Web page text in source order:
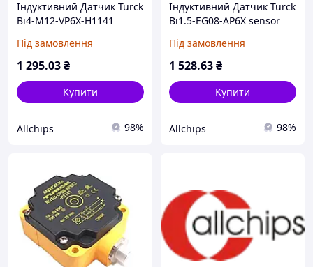
Індуктивний Датчик Turck
Bi4-M12-VP6X-H1141
Під замовлення
1 295.03₴
Купити
Allchips 98%
Індуктивний Датчик Turck
Bi1.5-EG08-AP6X sensor
Під замовлення
1 528.63₴
Купити
Allchips 98%